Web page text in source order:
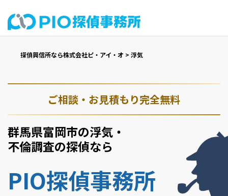
探偵興信所なら株式会社ピ・アイ・オ > 浮気
ご相談・お見積もり完全無料
群馬県富岡市の浮気・
不倫調査の探偵なら
PIO探偵事務所